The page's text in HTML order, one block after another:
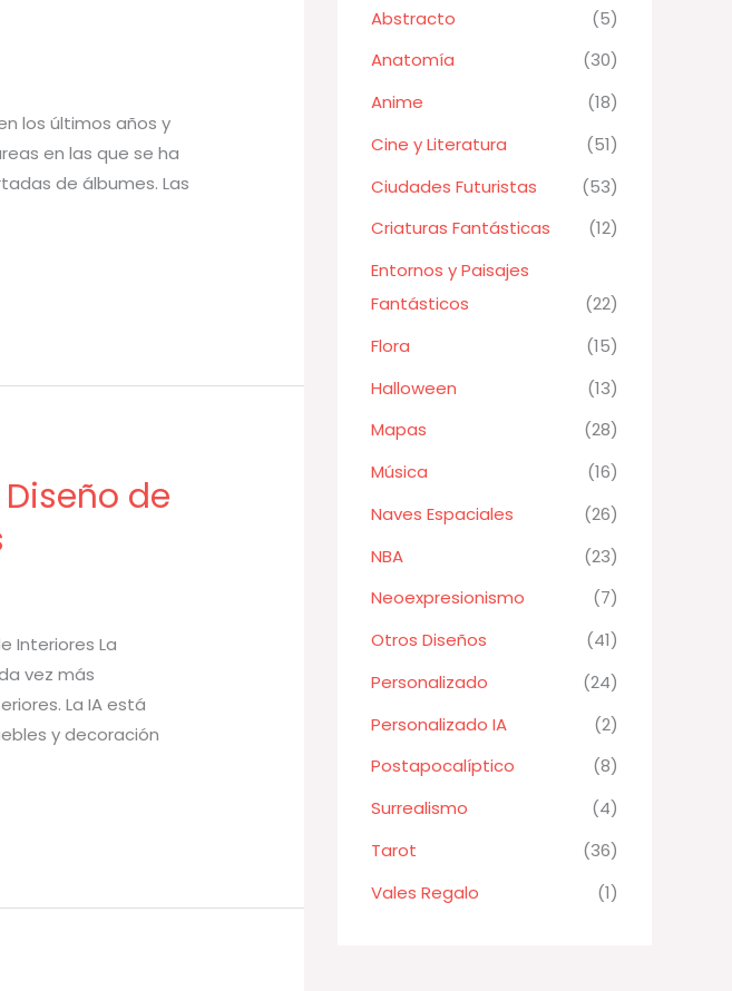
los últimos años y
en las que se ha
de álbumes. Las
de
Interiores La
vez más
La IA está
y decoración
Abstracto
(5)
Anatomía
(30)
Anime
(18)
Cine y Literatura
(51)
Ciudades Futuristas
(53)
Criaturas Fantásticas
(12)
Entornos y Paisajes
Fantásticos
(22)
Flora
(15)
Halloween
(13)
Mapas
(28)
Música
(16)
Naves Espaciales
(26)
NBA
(23)
Neoexpresionismo
(7)
Otros Diseños
(41)
Personalizado
(24)
Personalizado IA
(2)
Postapocalíptico
(8)
Surrealismo
(4)
Tarot
(36)
Vales Regalo
(1)